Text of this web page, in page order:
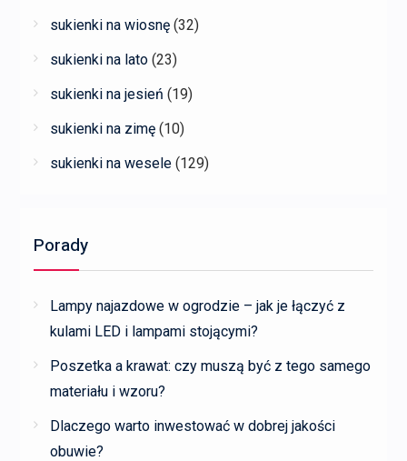
sukienki na wiosnę (32)
sukienki na lato (23)
sukienki na jesień (19)
sukienki na zimę (10)
sukienki na wesele (129)
Porady
Lampy najazdowe w ogrodzie – jak je łączyć z
kulami LED i lampami stojącymi?
Poszetka a krawat: czy muszą być z tego samego
materiału i wzoru?
Dlaczego warto inwestować w dobrej jakości
obuwie?